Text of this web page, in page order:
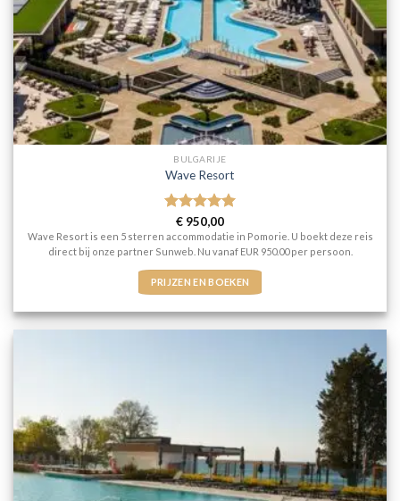
BULGARIJE
Wave Resort
Gewaardeerd
5uit 5
€ 950,00
Wave Resort is een 5 sterren accommodatie in Pomorie. U boekt deze reis
direct bij onze partner Sunweb. Nu vanaf EUR 950.00 per persoon.
PRIJZEN EN BOEKEN